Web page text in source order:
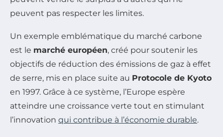
peuvent pas respecter les limites.
Un exemple emblématique du marché carbone
est le marché européen, créé pour soutenir les
objectifs de réduction des émissions de gaz à effet
de serre, mis en place suite au Protocole de Kyoto
en 1997. Grâce à ce système, l’Europe espère
atteindre une croissance verte tout en stimulant
l’innovation qui contribue à l’économie durable.